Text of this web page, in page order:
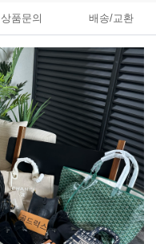
상품문의 배송/교환